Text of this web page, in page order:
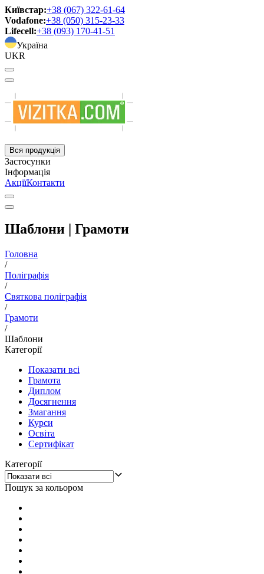
Київстар:+38 (067) 322-61-64
Vodafone:+38 (050) 315-23-33
Lifecell:+38 (093) 170-41-51
Україна
UKR
Вся продукція
Застосунки
Інформація
АкціїКонтакти
Шаблони | Грамоти
Головна
/
Поліграфія
/
Святкова поліграфія
/
Грамоти
/
Шаблони
Категорії
Показати всі
Грамота
Диплом
Досягнення
Змагання
Курси
Освіта
Сертифікат
Категорії
Пошук за кольором